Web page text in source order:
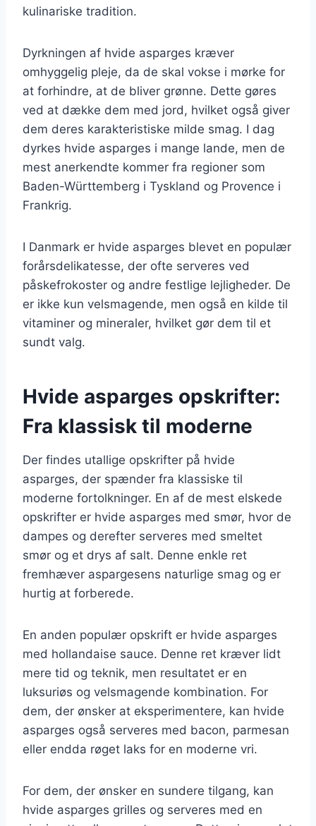
kulinariske tradition.
Dyrkningen af hvide asparges kræver
omhyggelig pleje, da de skal vokse i mørke for
at forhindre, at de bliver grønne. Dette gøres
ved at dække dem med jord, hvilket også giver
dem deres karakteristiske milde smag. I dag
dyrkes hvide asparges i mange lande, men de
mest anerkendte kommer fra regioner som
Baden-Württemberg i Tyskland og Provence i
Frankrig.
I Danmark er hvide asparges blevet en populær
forårsdelikatesse, der ofte serveres ved
påskefrokoster og andre festlige lejligheder. De
er ikke kun velsmagende, men også en kilde til
vitaminer og mineraler, hvilket gør dem til et
sundt valg.
Hvide asparges opskrifter:
Fra klassisk til moderne
Der findes utallige opskrifter på hvide
asparges, der spænder fra klassiske til
moderne fortolkninger. En af de mest elskede
opskrifter er hvide asparges med smør, hvor de
dampes og derefter serveres med smeltet
smør og et drys af salt. Denne enkle ret
fremhæver aspargesens naturlige smag og er
hurtig at forberede.
En anden populær opskrift er hvide asparges
med hollandaise sauce. Denne ret kræver lidt
mere tid og teknik, men resultatet er en
luksuriøs og velsmagende kombination. For
dem, der ønsker at eksperimentere, kan hvide
asparges også serveres med bacon, parmesan
eller endda røget laks for en moderne vri.
For dem, der ønsker en sundere tilgang, kan
hvide asparges grilles og serveres med en